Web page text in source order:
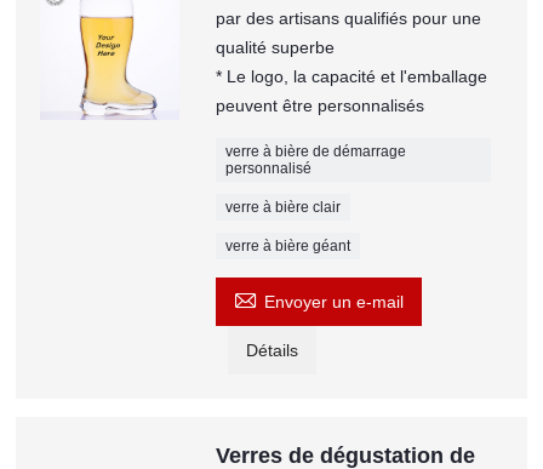
par des artisans qualifiés pour une
qualité superbe
* Le logo, la capacité et l'emballage
peuvent être personnalisés
verre à bière de démarrage
personnalisé
verre à bière clair
verre à bière géant
 Envoyer un e-mail
Détails
Verres de dégustation de